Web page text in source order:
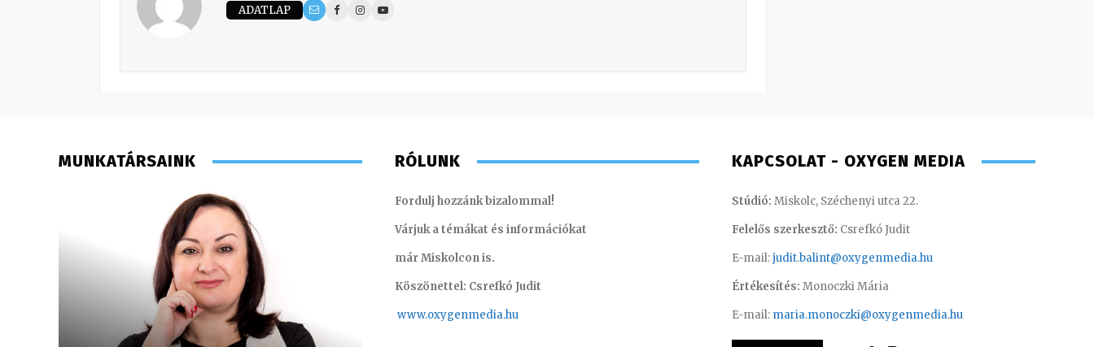
ADATLAP
MUNKATÁRSAINK RÓLUNK
Fordulj hozzánk bizalommal!
Várjuk a témákat és információkat
már Miskolcon is.
Köszönettel: Csrefkó Judit
www.oxygenmedia.hu
KAPCSOLAT - OXYGEN MEDIA
Stúdió: Miskolc, Széchenyi utca 22.
Felelős szerkesztő: Csrefkó Judit
E-mail:judit.balint@oxygenmedia.hu
Értékesítés: Monoczki Mária
E-mail: maria.monoczki@oxygenmedia.hu